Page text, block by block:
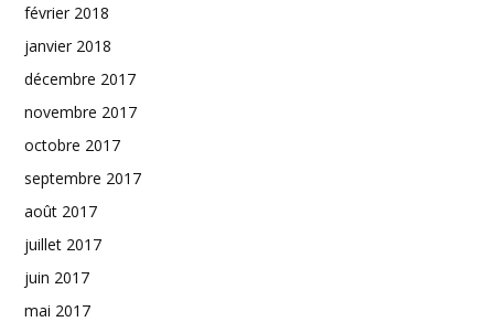
février 2018
janvier 2018
décembre 2017
novembre 2017
octobre 2017
septembre 2017
août 2017
juillet 2017
juin 2017
mai 2017